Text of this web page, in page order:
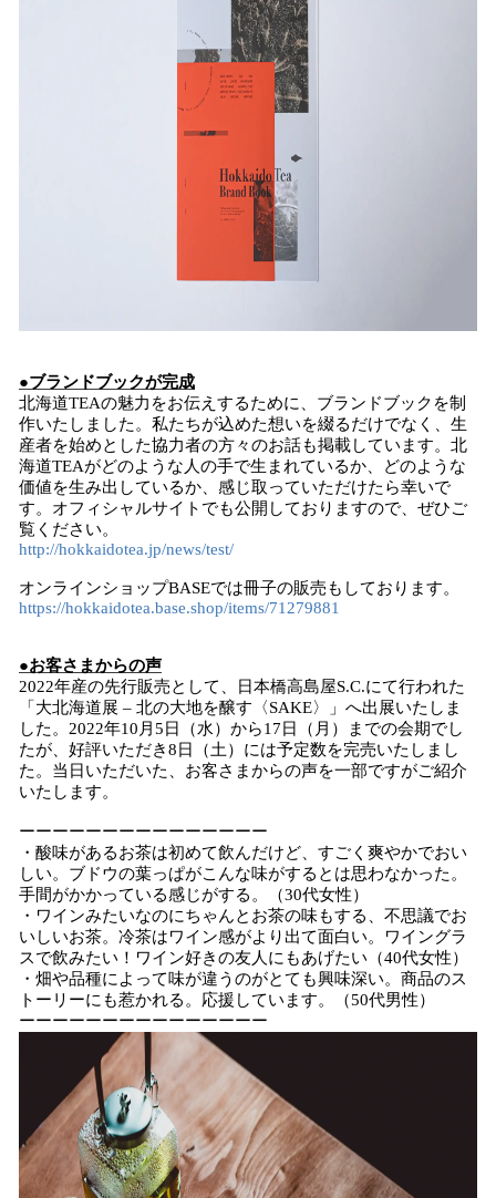
●ブランドブックが完成
北海道TEAの魅力をお伝えするために、ブランドブックを制
作いたしました。私たちが込めた想いを綴るだけでなく、生
産者を始めとした協力者の方々のお話も掲載しています。北
海道TEAがどのような人の手で生まれているか、どのような
価値を生み出しているか、感じ取っていただけたら幸いで
す。オフィシャルサイトでも公開しておりますので、ぜひご
覧ください。
http://hokkaidotea.jp/news/test/
オンラインショップBASEでは冊子の販売もしております。
https://hokkaidotea.base.shop/items/71279881
●お客さまからの声
2022年産の先行販売として、日本橋高島屋S.C.にて行われた
「大北海道展 – 北の大地を醸す〈SAKE〉」へ出展いたしま
した。2022年10月5日（水）から17日（月）までの会期でし
たが、好評いただき8日（土）には予定数を完売いたしまし
た。当日いただいた、お客さまからの声を一部ですがご紹介
いたします。
ーーーーーーーーーーーーーーー
・酸味があるお茶は初めて飲んだけど、すごく爽やかでおい
しい。ブドウの葉っぱがこんな味がするとは思わなかった。
手間がかかっている感じがする。（30代女性）
・ワインみたいなのにちゃんとお茶の味もする、不思議でお
いしいお茶。冷茶はワイン感がより出て面白い。ワイングラ
スで飲みたい！ワイン好きの友人にもあげたい（40代女性）
・畑や品種によって味が違うのがとても興味深い。商品のス
トーリーにも惹かれる。応援しています。（50代男性）
ーーーーーーーーーーーーーーー